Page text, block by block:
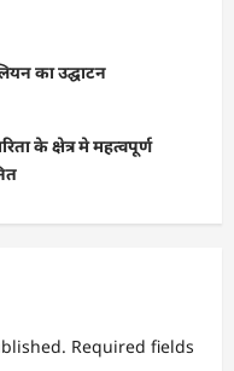
का उद्घाटन
के क्षेत्र मे महत्वपूर्ण
Required fields